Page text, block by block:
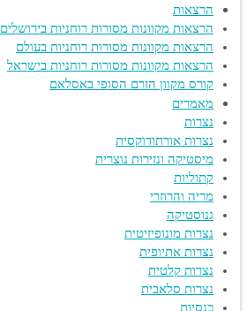
הרצאות
הרצאות מקוונות מסורות רוחניות בירושלים
הרצאות מקוונות מסורות רוחניות בעולם
הרצאות מקוונות מסורות רוחניות בישראל
קורס מקוון הזרם הסופי באסלאם
מאמרים
נצרות
נצרות אורתודוקסית
מיסטיקה ונזירות נוצרית
קתוליות
מריה והרוזרי
גנוסטיקה
נצרות מונופיזיטית
נצרות אתיופית
נצרות קלטית
נצרות סלאבית
כנסיות